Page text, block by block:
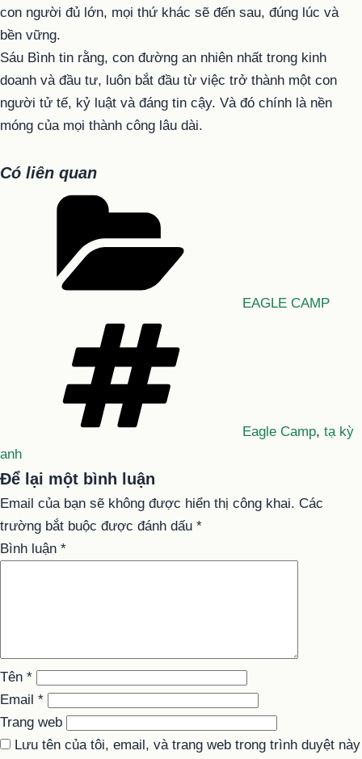
con người đủ lớn, mọi thứ khác sẽ đến sau, đúng lúc và
bền vững.
Sáu Bình tin rằng, con đường an nhiên nhất trong kinh
doanh và đầu tư, luôn bắt đầu từ việc trở thành một con
người tử tế, kỷ luật và đáng tin cậy. Và đó chính là nền
móng của mọi thành công lâu dài.
Có liên quan
EAGLE CAMP
Eagle Camp, tạ kỳ
anh
Để lại một bình luận
Email của bạn sẽ không được hiển thị công khai. Các
trường bắt buộc được đánh dấu *
Bình luận *
Tên *
Email *
Trang web
Lưu tên của tôi, email, và trang web trong trình duyệt này